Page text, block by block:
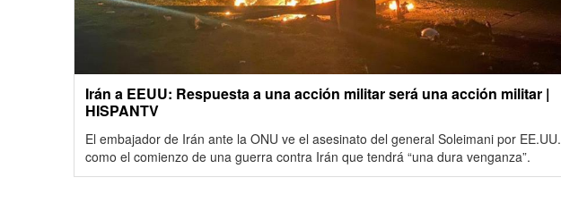
Irán a EEUU: Respuesta a una acción militar será una acción militar |
HISPANTV
El embajador de Irán ante la ONU ve el asesinato del general Soleimani por EE.UU.
como el comienzo de una guerra contra Irán que tendrá “una dura venganza”.